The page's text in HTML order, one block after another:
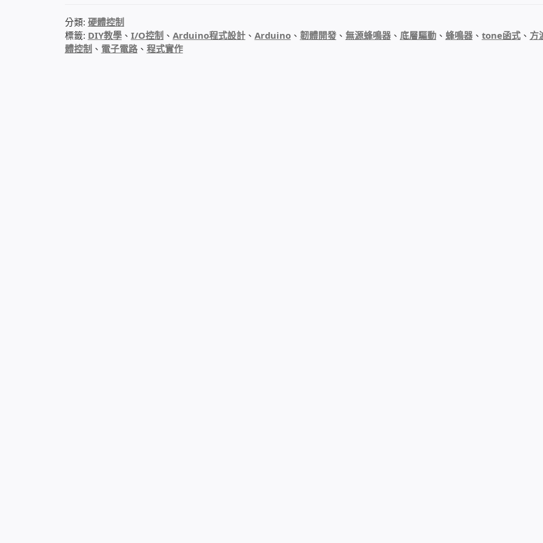
分類: 硬體控制
標籤: DIY教學、 I/O控制 、 Arduino程式設計、 Arduino、 韌體開發、 無源蜂鳴器、 底層驅動、 蜂鳴器、 tone函式、 方
體控制 、 電子電路、 程式實作